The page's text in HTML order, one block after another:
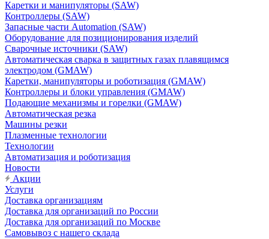
Каретки и манипуляторы (SAW)
Контроллеры (SAW)
Запасные части Automation (SAW)
Оборудование для позиционирования изделий
Сварочные источники (SAW)
Автоматическая сварка в защитных газах плавящимся
электродом (GMAW)
Каретки, манипуляторы и роботизация (GMAW)
Контроллеры и блоки управления (GMAW)
Подающие механизмы и горелки (GMAW)
Автоматическая резка
Машины резки
Плазменные технологии
Технологии
Автоматизация и роботизация
Новости
Акции
Услуги
Доставка организациям
Доставка для организаций по России
Доставка для организаций по Москве
Самовывоз с нашего склада